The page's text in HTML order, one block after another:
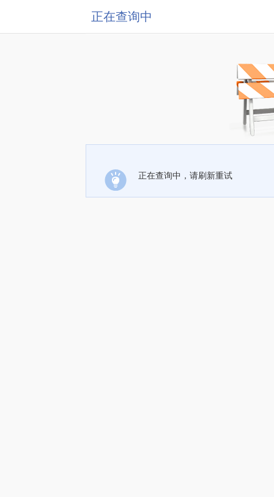
正在查询中
正在查询中，请刷新重试